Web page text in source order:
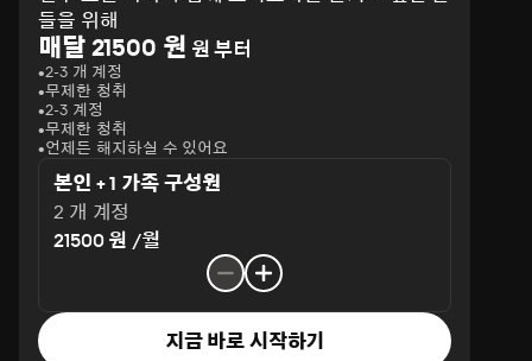
들을 위해
매달 21500 원 원 부터
2-3 개 계정
무제한 청취
2-3 계정
무제한 청취
언제든 해지하실 수 있어요
본인 + 1 가족 구성원
2 개 계정
21500 원 /월
지금 바로 시작하기